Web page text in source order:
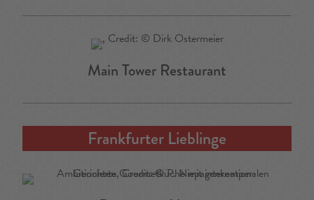
Main Tower Restaurant
Frankfurter Lieblinge